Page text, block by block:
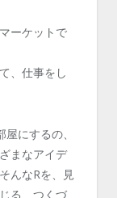
ーケットで
、仕事をし
にするの、
まなアイデ
んなRを、見
る、つくづ